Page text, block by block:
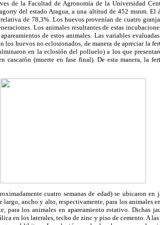
de la Facultad de Agronomía de la Universidad
del estado Aragua, a una altitud de 452 msnm. El
de 78,3%. Los huevos provenían de cuatro
Los animales resultantes de estas
de estos animales. Las variables
los huevos no eclosionados, de manera de apreciar la
en la eclosión del polluelo) a los que
cascarón (muerte en fase final). De esta manera, la
cuatro semanas de edad) se ubicaron en
ancho y alto, respectivamente, para los animales
para los animales en apareamiento rotativo. Dichas
en los laterales, techo de zinc y piso de cemento. A